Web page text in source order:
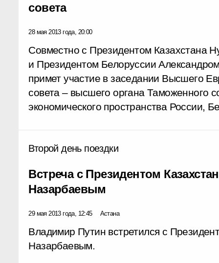
совета
28 мая 2013 года, 20:00
Совместно с Президентом Казахстана
и Президентом Белоруссии
примет участие в заседании Высшего
совета – высшего органа Таможенного
экономического пространства России,
Второй день поездки
Встреча с Президентом
Назарбаевым
29 мая 2013 года, 12:45 Астана
Владимир Путин встретился с
Назарбаевым.